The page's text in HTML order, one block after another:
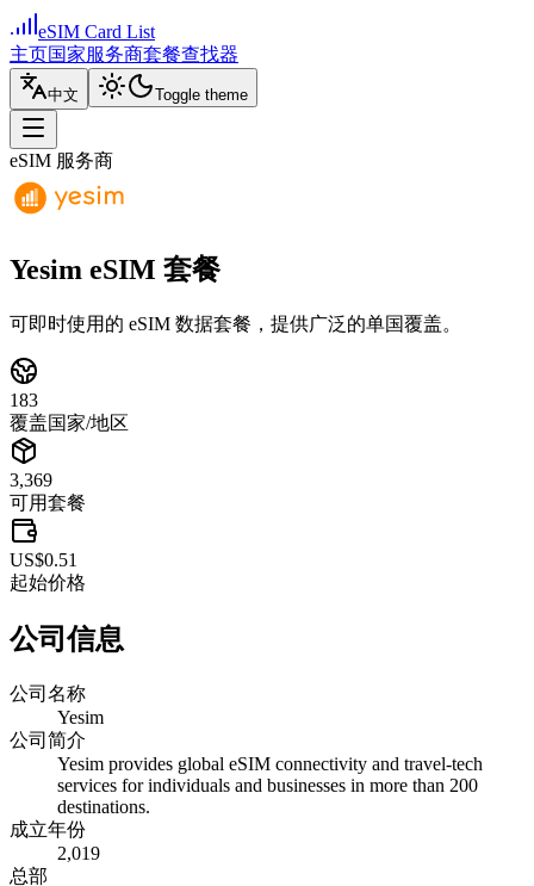
eSIM Card List
主页国家服务商套餐查找器
中文 Toggle theme
eSIM 服务商
Yesim eSIM 套餐
可即时使用的 eSIM 数据套餐，提供广泛的单国覆盖。
183
覆盖国家/地区
3,369
可用套餐
US$0.51
起始价格
公司信息
公司名称
Yesim
公司简介
Yesim provides global eSIM connectivity and travel-tech
services for individuals and businesses in more than 200
destinations.
成立年份
2,019
总部